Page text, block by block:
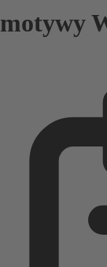
motywy